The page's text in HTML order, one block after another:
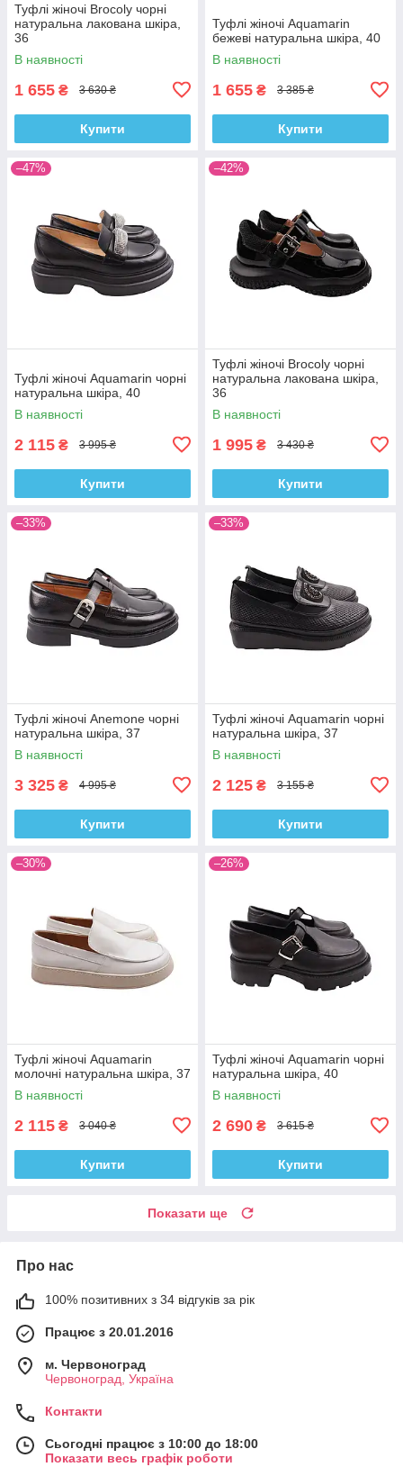
Туфлі жіночі Brocoly чорні
натуральна лакована шкіра,
36
В наявності
1 655 ₴ 3 630 ₴
Купити
Туфлі жіночі Aquamarin
бежеві натуральна шкіра, 40
В наявності
1 655 ₴ 3 385 ₴
Купити
–47%
Туфлі жіночі Aquamarin чорні
натуральна шкіра, 40
В наявності
2 115 ₴ 3 995 ₴
Купити
–42%
Туфлі жіночі Brocoly чорні
натуральна лакована шкіра,
36
В наявності
1 995 ₴ 3 430 ₴
Купити
–33%
Туфлі жіночі Anemone чорні
натуральна шкіра, 37
В наявності
3 325 ₴ 4 995 ₴
Купити
–33%
Туфлі жіночі Aquamarin чорні
натуральна шкіра, 37
В наявності
2 125 ₴ 3 155 ₴
Купити
–30%
Туфлі жіночі Aquamarin
молочні натуральна шкіра, 37
В наявності
2 115 ₴ 3 040 ₴
Купити
–26%
Туфлі жіночі Aquamarin чорні
натуральна шкіра, 40
В наявності
2 690 ₴ 3 615 ₴
Купити
Показати ще
Про нас
100% позитивних з 34 відгуків за рік
Працює з 20.01.2016
м. Червоноград
Червоноград, Україна
Контакти
Сьогодні працює з 10:00 до 18:00
Показати весь графік роботи